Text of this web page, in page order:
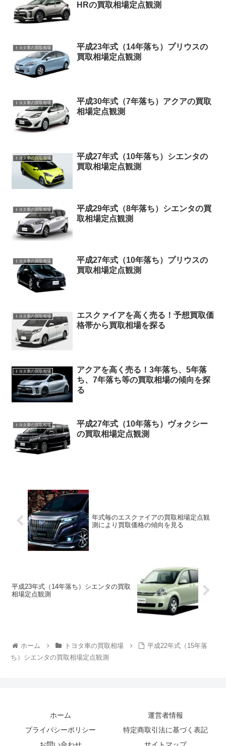
HRの買取相場定点観測
トヨタ車の買取相場
平成23年式（14年落ち）プリウスの
買取相場定点観測
トヨタ車の買取相場
平成30年式（7年落ち）アクアの買取
相場定点観測
トヨタ車の買取相場
平成27年式（10年落ち）シエンタの
買取相場定点観測
トヨタ車の買取相場
平成29年式（8年落ち）シエンタの買
取相場定点観測
トヨタ車の買取相場
平成27年式（10年落ち）プリウスの
買取相場定点観測
トヨタ車の買取相場
エスクァイアを高く売る！予想買取価
格帯から買取相場を探る
トヨタ車の買取相場
アクアを高く売る！3年落ち、5年落
ち、7年落ち等の買取相場の傾向を探
る
トヨタ車の買取相場
平成27年式（10年落ち）ヴォクシー
の買取相場定点観測
年式毎のエスクァイアの買取相場定点観
測により買取価格の傾向を見る
平成23年式（14年落ち）シエンタの買取
相場定点観測
ホーム トヨタ車の買取相場
平成22年式（15年落
ち）シエンタの買取相場定点観測
ホーム
運営者情報
プライバシーポリシー
特定商取引法に基づく表記